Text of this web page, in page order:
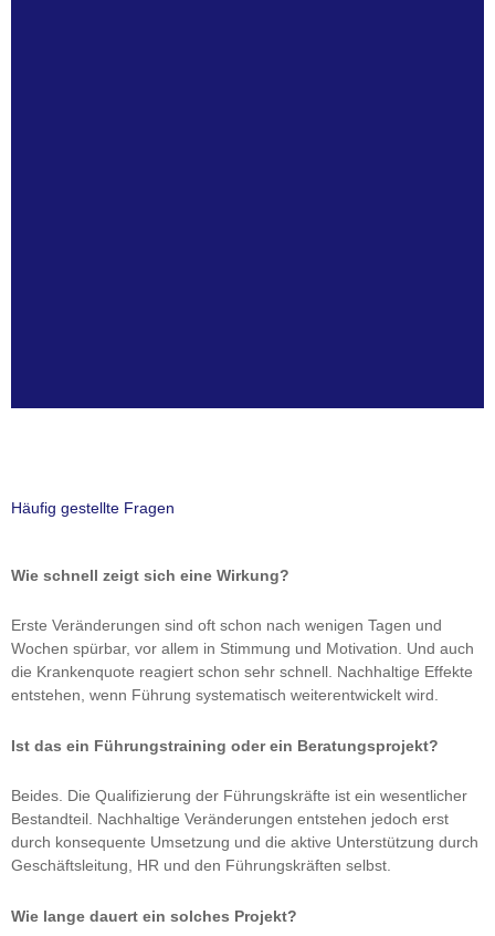
Häufig gestellte Fragen
Wie schnell zeigt sich eine Wirkung?
Erste Veränderungen sind oft schon nach wenigen Tagen und
Wochen spürbar, vor allem in Stimmung und Motivation. Und auch
die Krankenquote reagiert schon sehr schnell. Nachhaltige Effekte
entstehen, wenn Führung systematisch weiterentwickelt wird.
Ist das ein Führungstraining oder ein Beratungsprojekt?
Beides. Die Qualifizierung der Führungskräfte ist ein wesentlicher
Bestandteil. Nachhaltige Veränderungen entstehen jedoch erst
durch konsequente Umsetzung und die aktive Unterstützung durch
Geschäftsleitung, HR und den Führungskräften selbst.
Wie lange dauert ein solches Projekt?